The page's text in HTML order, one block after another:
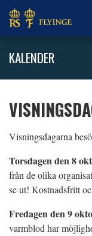
KALENDER
Visningsdagarna
Torsdagen den 8
från de olika
se ut! Kostnadsfritt
Fredagen den 9
varmblod har